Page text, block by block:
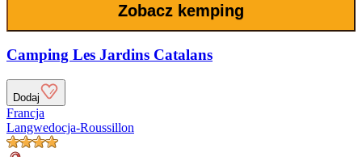
Zobacz kemping
Camping Les Jardins Catalans
Dodaj
Francja
Langwedocja-Roussillon